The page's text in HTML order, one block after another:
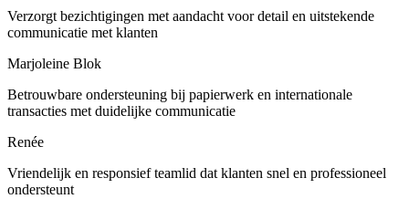
Verzorgt bezichtigingen met aandacht voor detail en uitstekende
communicatie met klanten
Marjoleine Blok
Betrouwbare ondersteuning bij papierwerk en internationale
transacties met duidelijke communicatie
Renée
Vriendelijk en responsief teamlid dat klanten snel en professioneel
ondersteunt